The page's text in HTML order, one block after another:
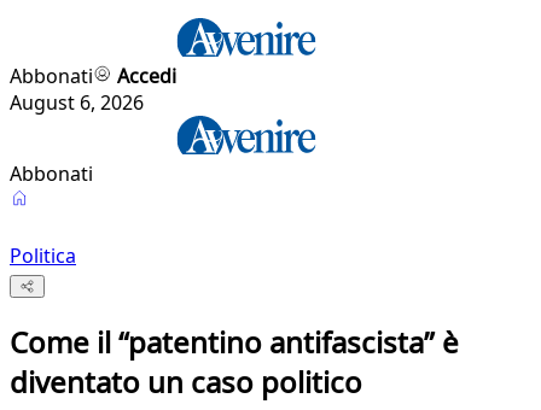
Abbonati
Accedi
August 6, 2026
Abbonati
Politica
Come il “patentino antifascista” è
diventato un caso politico